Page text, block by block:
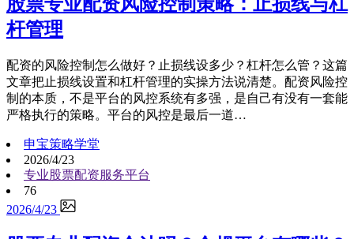
杆管理
配资的风险控制怎么做好？止损线设多少？杠杆怎么管？这篇
文章把止损线设置和杠杆管理的实操方法说清楚。配资风险控
制的本质，不是平台的风控系统有多强，是自己有没有一套能
严格执行的策略。平台的风控是最后一道…
申宝策略学堂
2026/4/23
专业股票配资服务平台
76
2026/4/23